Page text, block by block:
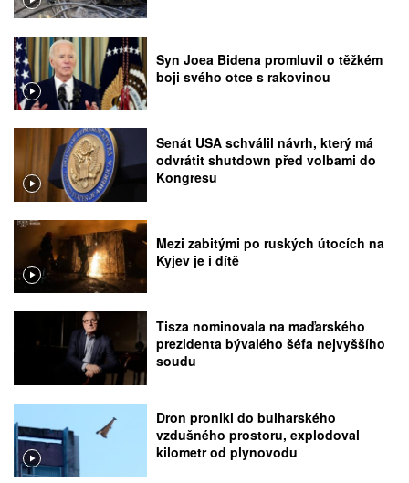
Syn Joea Bidena promluvil o těžkém
boji svého otce s rakovinou
Senát USA schválil návrh, který má
odvrátit shutdown před volbami do
Kongresu
Mezi zabitými po ruských útocích na
Kyjev je i dítě
Tisza nominovala na maďarského
prezidenta bývalého šéfa nejvyššího
soudu
Dron pronikl do bulharského
vzdušného prostoru, explodoval
kilometr od plynovodu